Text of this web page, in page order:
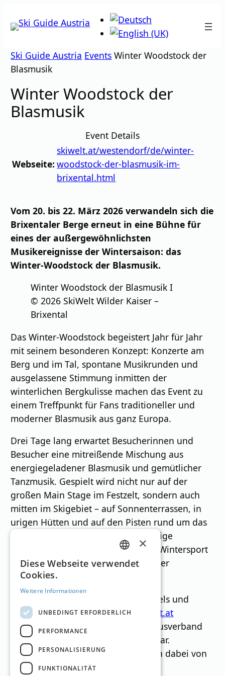
Inhalt
Ski Guide Austria Events Winter Woodstock der
Blasmusik
Winter Woodstock der
Blasmusik
Event Details
Webseite:
skiwelt.at/westendorf/de/winter-
woodstock-der-blasmusik-im-
brixental.html
Vom 20. bis 22. März 2026 verwandeln sich die
Brixentaler Berge erneut in eine Bühne für
eines der außergewöhnlichsten
Musikereignisse der Wintersaison: das
Winter-Woodstock der Blasmusik.
Winter Woodstock der Blasmusik I
© 2026 SkiWelt Wilder Kaiser –
Brixental
Das Winter-Woodstock begeistert Jahr für Jahr
mit seinem besonderen Konzept: Konzerte am
Berg und im Tal, spontane Musikrunden und
ausgelassene Stimmung inmitten der
winterlichen Bergkulisse machen das Event zu
einem Treffpunkt für Fans traditioneller und
moderner Blasmusik aus ganz Europa.
Drei Tage lang erwartet Besucherinnen und
Besucher eine mitreißende Mischung aus
energiegeladener Blasmusik und gemütlicher
Tanzmusik. Gespielt wird nicht nur auf der
großen Main Stage im Festzelt, sondern auch
mitten im Skigebiet – auf Sonnenterrassen, in
urigen Hütten und auf den Pisten rund um das
Brixental. So entsteht eine einzigartige
Festivalatmosphäre, bei der Musik, Wintersport
und alpine Lebensfreude miteinander
verschmelzen.
Tickets sowie Informationen zu Hotels und
Unterkünften sind überwww.skiwelt.at
erhältlich oder direkt beim Tourismusverband
Kitzbüheler Alpen – Brixental buchbar.
Mitglieder des Woodclub profitieren dabei von
einem Preisvorteil von 10 Prozent.
GERMAN
×
Diese Webseite verwendet
Cookies.
Weitere Informationen
UNBEDINGT ERFORDERLICH
PERFORMANCE
PERSONALISIERUNG
FUNKTIONALITÄT